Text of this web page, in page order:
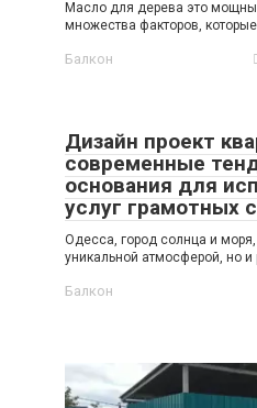
Масло для дерева это
множества факторов,
Балкон
Дизайн проект
современные
основания для
услуг грамотных
Одесса, город солнца и
уникальной атмосферой, но и
Балкон